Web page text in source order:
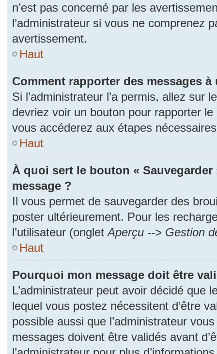
n’est pas concerné par les
l’administrateur si vous ne comprenez
avertissement.
Haut
Comment rapporter des messages
Si l’administrateur l’a permis, allez sur
devriez voir un bouton pour rapporter
vous accéderez aux étapes
Haut
À quoi sert le bouton «
message ?
Il vous permet de sauvegarder des
poster ultérieurement. Pour les
l’utilisateur (ongletAperçu --> Gestion
Haut
Pourquoi mon message doit être
L’administrateur peut avoir décidé que
lequel vous postez nécessitent d’être
possible aussi que l’administrateur
messages doivent être validés avant